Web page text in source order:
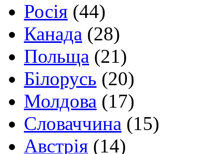
Росія (44)
Канада (28)
Польща (21)
Білорусь (20)
Молдова (17)
Словаччина (15)
Австрія (14)